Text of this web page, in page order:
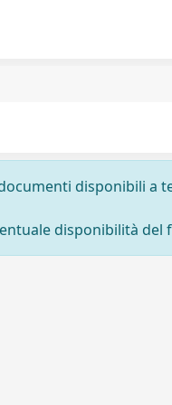
disponibili a
disponibilità del